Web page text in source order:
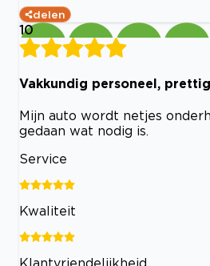
delen
10
Vakkundig personeel,
Mijn auto wordt netjes
gedaan wat nodig is.
Service
Kwaliteit
Klantvriendelijkheid